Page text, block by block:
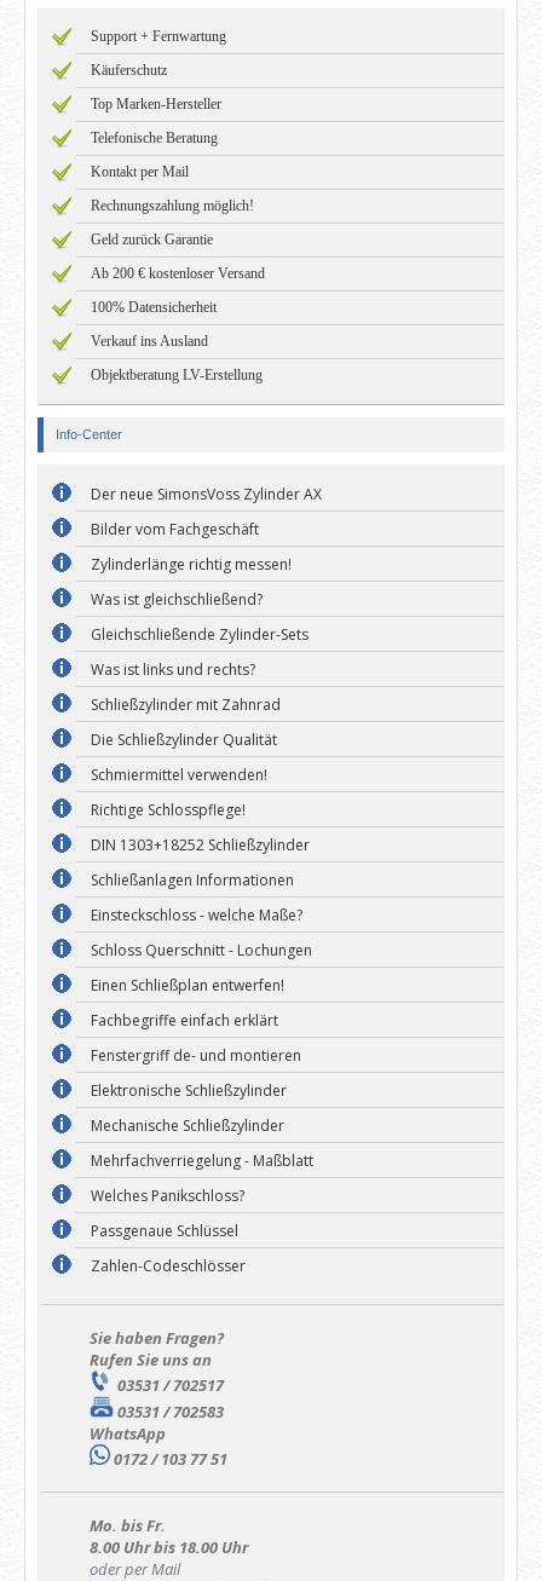
Support + Fernwartung
Käuferschutz
Top Marken-Hersteller
Telefonische Beratung
Kontakt per Mail
Rechnungszahlung möglich!
Geld zurück Garantie
Ab 200 € kostenloser Versand
100% Datensicherheit
Verkauf ins Ausland
Objektberatung LV-Erstellung
Info-Center
Der neue SimonsVoss Zylinder AX
Bilder vom Fachgeschäft
Zylinderlänge richtig messen!
Was ist gleichschließend?
Gleichschließende Zylinder-Sets
Was ist links und rechts?
Schließzylinder mit Zahnrad
Die Schließzylinder Qualität
Schmiermittel verwenden!
Richtige Schlosspflege!
DIN 1303+18252 Schließzylinder
Schließanlagen Informationen
Einsteckschloss - welche Maße?
Schloss Querschnitt - Lochungen
Einen Schließplan entwerfen!
Fachbegriffe einfach erklärt
Fenstergriff de- und montieren
Elektronische Schließzylinder
Mechanische Schließzylinder
Mehrfachverriegelung - Maßblatt
Welches Panikschloss?
Passgenaue Schlüssel
Zahlen-Codeschlösser
Sie haben Fragen?
Rufen Sie uns an
03531 / 702517
03531 / 702583
WhatsApp
0172 / 103 77 51
Mo. bis Fr.
8.00 Uhr bis 18.00 Uhr
oder per Mail